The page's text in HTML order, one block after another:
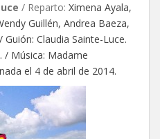
/ Reparto: Ximena Ayala,
Guillén, Andrea Baeza,
Claudia Sainte-Luce.
/ Música: Madame
el 4 de abril de 2014.